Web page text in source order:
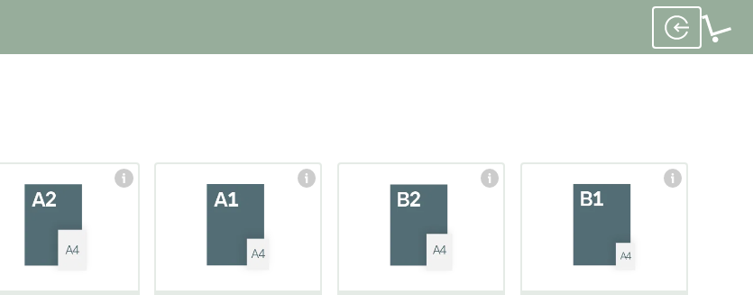
afmeting:
420 x 594 mm
afmeting:
594 x 840 mm
afmeting:
500 x 700 mm
afmeting:
700 x 1000 mm